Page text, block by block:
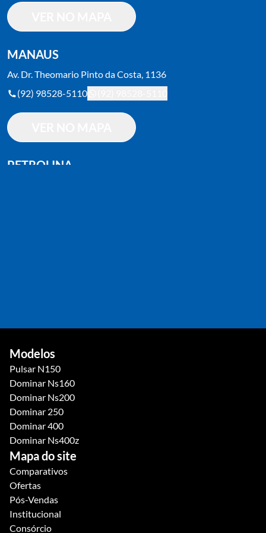
MANAUS
Av. Dr. Theomario Pinto da Costa, 1136
(92) 98528-5110
PETROLINA
VER NO MAPA
Modelos
Pulsar N150
Dominar Ns160
Dominar Ns200
Dominar 250
Dominar 400
Dominar Ns400z
Mapa do site
Comparativos
Ofertas
Pós-Vendas
Institucional
Consórcio